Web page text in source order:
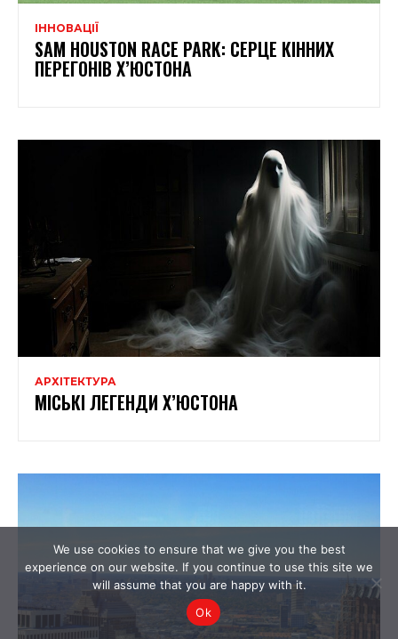
ІННОВАЦІЇ
SAM HOUSTON RACE PARK: СЕРЦЕ КІННИХ
ПЕРЕГОНІВ Х’ЮСТОНА
АРХІТЕКТУРА
МІСЬКІ ЛЕГЕНДИ Х’ЮСТОНА
We use cookies to ensure that we give you the best
experience on our website. If you continue to use this site we
will assume that you are happy with it.
Ok